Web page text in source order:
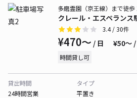
クレール・エスペランス
多磨霊園（京王線）まで徒歩
3.4/ 30件
¥470〜 / 日 ¥50〜
時間貸し可
貸出時間
24時間営業
タイプ
平置き